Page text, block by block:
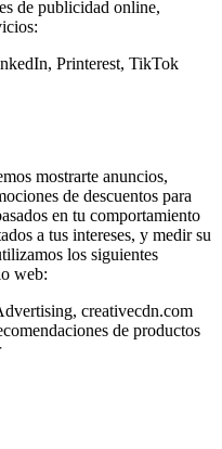
de publicidad online,
Printerest, TikTok
mostrarte anuncios,
de descuentos para
en tu comportamiento
a tus intereses, y medir su
los siguientes
web:
creativecdn.com
de productos